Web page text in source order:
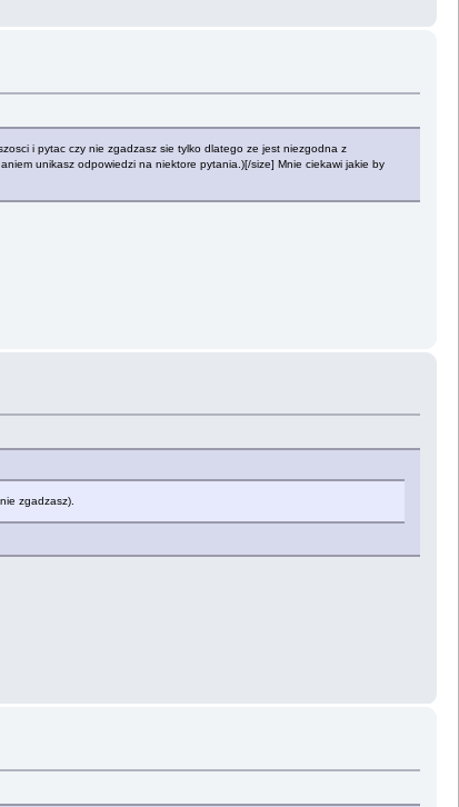
i pytac czy nie zgadzasz sie tylko dlatego ze jest niezgodna z
unikasz odpowiedzi na niektore pytania.)[/size] Mnie ciekawi jakie by
zgadzasz).